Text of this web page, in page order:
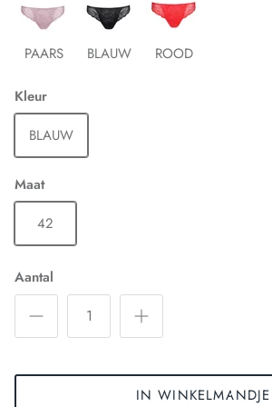
PAARS BLAUW ROOD
Kleur
BLAUW
Maat
42
Aantal
IN WINKELMANDJE